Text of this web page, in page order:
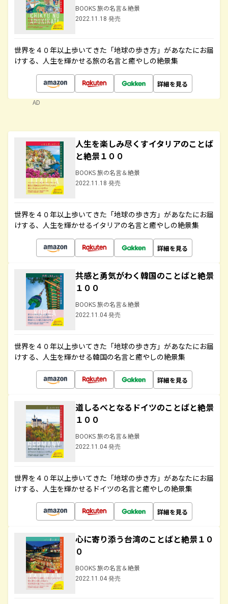
BOOKS 旅の名言＆絶景
2022.11.18 発売
世界を４０年以上歩いてきた「地球の歩き方」があなたにお届
けする、人生を輝かせる旅の名言と癒やしの絶景集
詳細を見る
AD
人生を楽しみ尽くすイタリアのことば
と絶景１００
BOOKS 旅の名言＆絶景
2022.11.18 発売
世界を４０年以上歩いてきた「地球の歩き方」があなたにお届
けする、人生を輝かせるイタリアの名言と癒やしの絶景集
詳細を見る
共感と勇気がわく韓国のことばと絶景
１００
BOOKS 旅の名言＆絶景
2022.11.04 発売
世界を４０年以上歩いてきた「地球の歩き方」があなたにお届
けする、人生を輝かせる韓国の名言と癒やしの絶景集
詳細を見る
道しるべとなるドイツのことばと絶景
１００
BOOKS 旅の名言＆絶景
2022.11.04 発売
世界を４０年以上歩いてきた「地球の歩き方」があなたにお届
けする、人生を輝かせるドイツの名言と癒やしの絶景集
詳細を見る
心に寄り添う台湾のことばと絶景１０
０
BOOKS 旅の名言＆絶景
2022.11.04 発売